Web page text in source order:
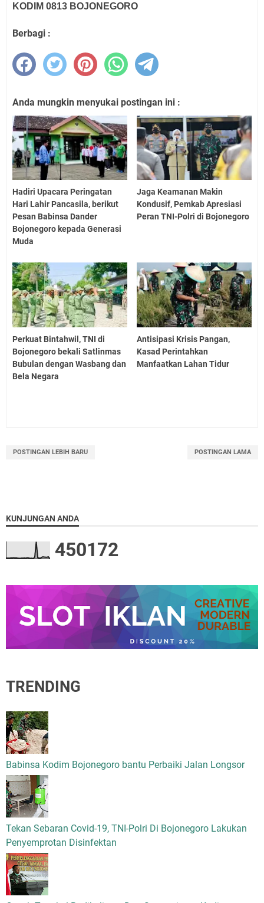
KODIM 0813 BOJONEGORO
Berbagi :
Anda mungkin menyukai postingan ini :
Hadiri Upacara Peringatan
Hari Lahir Pancasila, berikut
Pesan Babinsa Dander
Bojonegoro kepada Generasi
Muda
Jaga Keamanan Makin
Kondusif, Pemkab Apresiasi
Peran TNI-Polri di Bojonegoro
Perkuat Bintahwil, TNI di
Bojonegoro bekali Satlinmas
Bubulan dengan Wasbang dan
Bela Negara
Antisipasi Krisis Pangan,
Kasad Perintahkan
Manfaatkan Lahan Tidur
POSTINGAN LEBIH BARU POSTINGAN LAMA
KUNJUNGAN ANDA
450172
TRENDING
Babinsa Kodim Bojonegoro bantu Perbaiki Jalan Longsor
Tekan Sebaran Covid-19, TNI-Polri Di Bojonegoro Lakukan
Penyemprotan Disinfektan